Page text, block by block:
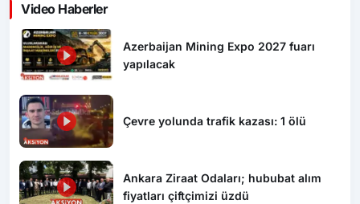
Video Haberler
Azerbaijan Mining Expo 2027 fuarı
yapılacak
Çevre yolunda trafik kazası: 1 ölü
Ankara Ziraat Odaları; hububat alım
fiyatları çiftçimizi üzdü